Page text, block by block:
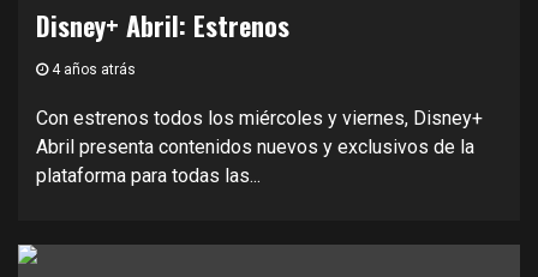
Disney+ Abril: Estrenos
4 años atrás
Con estrenos todos los miércoles y viernes, Disney+
Abril presenta contenidos nuevos y exclusivos de la
plataforma para todas las...